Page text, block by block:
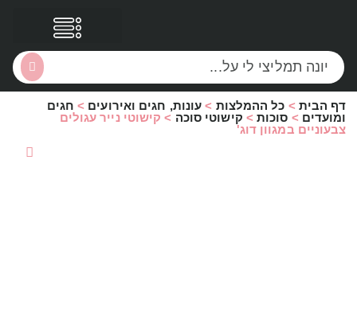
דף הבית > כל ההמלצות > עונות, חגים ואירועים > חגים
ומועדים > סוכות> קישוטי סוכה > קישוטי נייר עגולים
צבעוניים במגוון דוג'